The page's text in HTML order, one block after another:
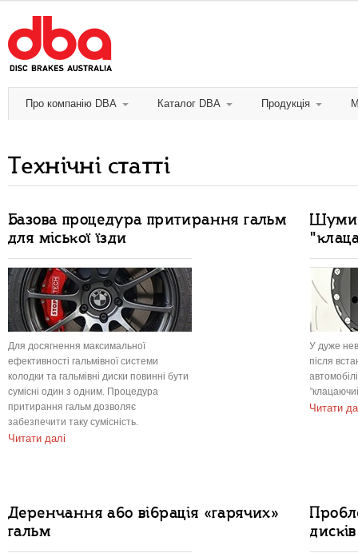
Про компанію DBA Каталог DBA Продукція
Технічні статті
Базова процедура притирання гальм
для міської їзди
Для досягнення максимальної
ефективності гальмівної системи
колодки та гальмівні диски повинні бути
сумісні один з одним. Процедура
притирання гальм дозволяє
забезпечити таку сумісність.
Читати далі
Шуми
У дуже
після
Читати
Деренчання або вібрація «гарячих»
гальм